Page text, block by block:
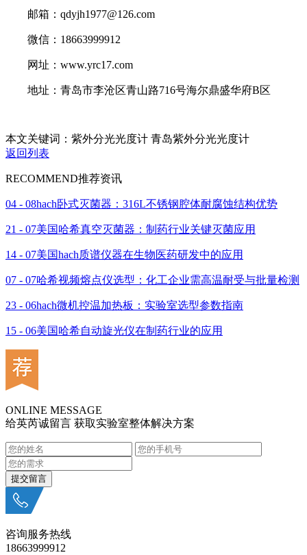
邮箱：qdyjh1977@126.com
微信：18663999912
网址：www.yrc17.com
地址：青岛市李沧区青山路716号海尔鼎盛华府B区
本文关键词：紫外分光光度计 青岛紫外分光光度计
返回列表
RECOMMEND推荐资讯
04 - 08hach卧式灭菌器：316L不锈钢腔体耐腐蚀结构优势
21 - 07美国哈希真空灭菌器：制药行业关键灭菌应用
14 - 07美国hach质谱仪器在生物医药研发中的应用
07 - 07哈希视频熔点仪选型：化工企业需高温耐受与批量检测
23 - 06hach微机控温加热板：实验室选型参数指南
15 - 06美国哈希自动旋光仪在制药行业的应用
ONLINE MESSAGE
给英芮诚留言 获取实验室整体解决方案
咨询服务热线
18663999912